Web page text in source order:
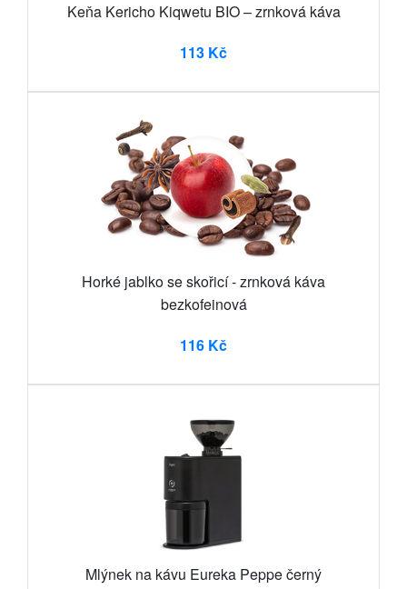
Keňa Kericho Kiqwetu BIO – zrnková káva
113 Kč
Horké jablko se skořicí - zrnková káva
bezkofeinová
116 Kč
Mlýnek na kávu Eureka Peppe černý